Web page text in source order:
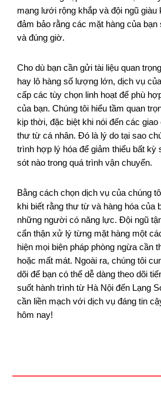
mạng lưới rộng khắp và đội ngũ giàu
đảm bảo rằng các mặt hàng của bạn
và đúng giờ.
Cho dù bạn cần gửi tài liệu quan
hay lô hàng số lượng lớn, dịch vụ
cấp các tùy chọn linh hoạt để phù
của bạn. Chúng tôi hiểu tầm quan
kịp thời, đặc biệt khi nói đến các
thư từ cá nhân. Đó là lý do tại sao
trình hợp lý hóa để giảm thiểu bất kỳ
sót nào trong quá trình vận chuyển.
Bằng cách chọn dịch vụ của chúng
khi biết rằng thư từ và hàng hóa của
những người có năng lực. Đội ngũ
cẩn thận xử lý từng mặt hàng một
hiện mọi biện pháp phòng ngừa cần
hoặc mất mát. Ngoài ra, chúng tôi
dõi để bạn có thể dễ dàng theo dõi
suốt hành trình từ Hà Nội đến Lạng
cần liền mạch với dịch vụ đáng tin
hôm nay!